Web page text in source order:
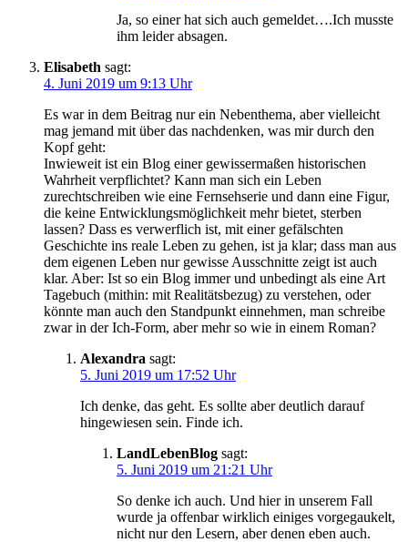
Ja, so einer hat sich auch gemeldet….Ich musste
ihm leider absagen.
Elisabeth sagt:
4. Juni 2019 um 9:13 Uhr
Es war in dem Beitrag nur ein Nebenthema, aber vielleicht
mag jemand mit über das nachdenken, was mir durch den
Kopf geht:
Inwieweit ist ein Blog einer gewissermaßen historischen
Wahrheit verpflichtet? Kann man sich ein Leben
zurechtschreiben wie eine Fernsehserie und dann eine Figur,
die keine Entwicklungsmöglichkeit mehr bietet, sterben
lassen? Dass es verwerflich ist, mit einer gefälschten
Geschichte ins reale Leben zu gehen, ist ja klar; dass man aus
dem eigenen Leben nur gewisse Ausschnitte zeigt ist auch
klar. Aber: Ist so ein Blog immer und unbedingt als eine Art
Tagebuch (mithin: mit Realitätsbezug) zu verstehen, oder
könnte man auch den Standpunkt einnehmen, man schreibe
zwar in der Ich-Form, aber mehr so wie in einem Roman?
Alexandra sagt:
5. Juni 2019 um 17:52 Uhr
Ich denke, das geht. Es sollte aber deutlich darauf
hingewiesen sein. Finde ich.
LandLebenBlog sagt:
5. Juni 2019 um 21:21 Uhr
So denke ich auch. Und hier in unserem Fall
wurde ja offenbar wirklich einiges vorgegaukelt,
nicht nur den Lesern, aber denen eben auch.